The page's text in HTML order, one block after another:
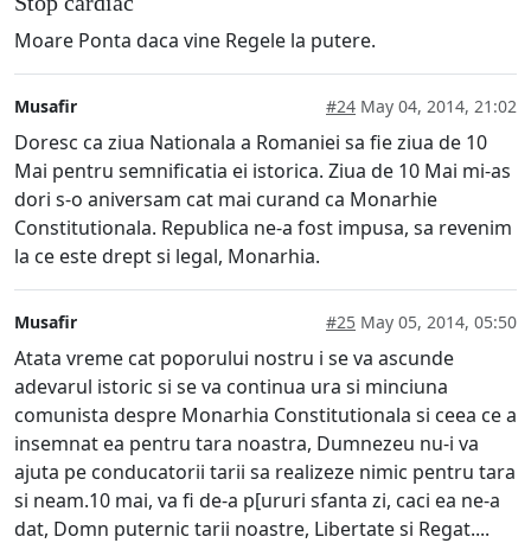
Moare Ponta daca vine Regele la putere.
Musafir #24 May 04, 2014, 21:02
Doresc ca ziua Nationala a Romaniei sa fie ziua de 10
Mai pentru semnificatia ei istorica. Ziua de 10 Mai mi-as
dori s-o aniversam cat mai curand ca Monarhie
Constitutionala. Republica ne-a fost impusa, sa revenim
la ce este drept si legal, Monarhia.
Musafir #25 May 05, 2014, 05:50
Atata vreme cat poporului nostru i se va ascunde
adevarul istoric si se va continua ura si minciuna
comunista despre Monarhia Constitutionala si ceea ce a
insemnat ea pentru tara noastra, Dumnezeu nu-i va
ajuta pe conducatorii tarii sa realizeze nimic pentru tara
si neam.10 mai, va fi de-a p[ururi sfanta zi, caci ea ne-a
dat, Domn puternic tarii noastre, Libertate si Regat....